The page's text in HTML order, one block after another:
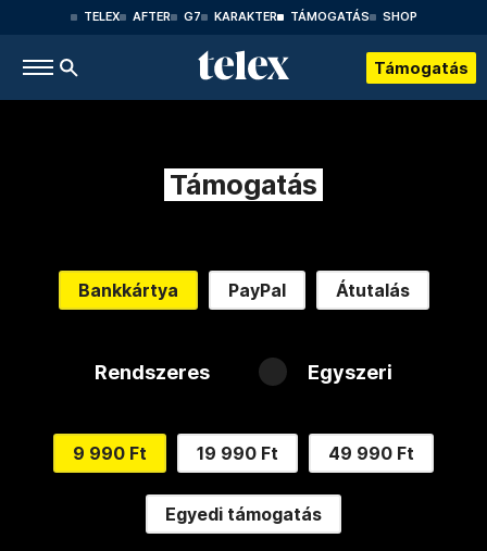
TELEX AFTER G7 KARAKTER TÁMOGATÁS SHOP
Támogatás
Támogatás
Bankkártya PayPal Átutalás
Rendszeres Egyszeri
9 990 Ft 19 990 Ft 49 990 Ft
Egyedi támogatás